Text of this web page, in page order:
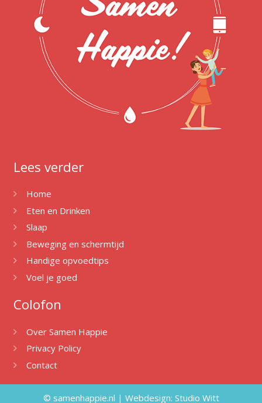
Lees verder
Home
Eten en Drinken
Slaap
Beweging en schermtijd
Handige opvoedtips
Voel je goed
Colofon
Over Samen Happie
Privacy Policy
Contact
© samenhappie.nl | Webdesign: Studio Witt